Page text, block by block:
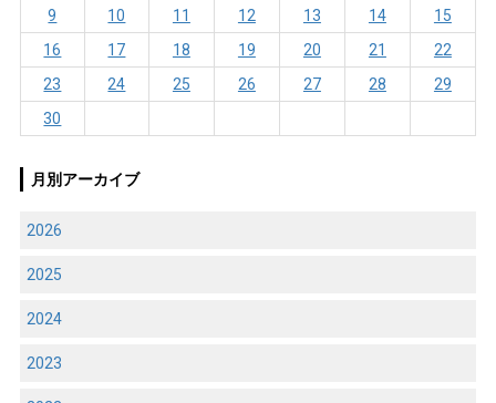
9
10 11 12 13 14
15
16
17 18 19 20 21
22
23
24 25 26 27 28
29
30
月別アーカイブ
2026
2025
2024
2023